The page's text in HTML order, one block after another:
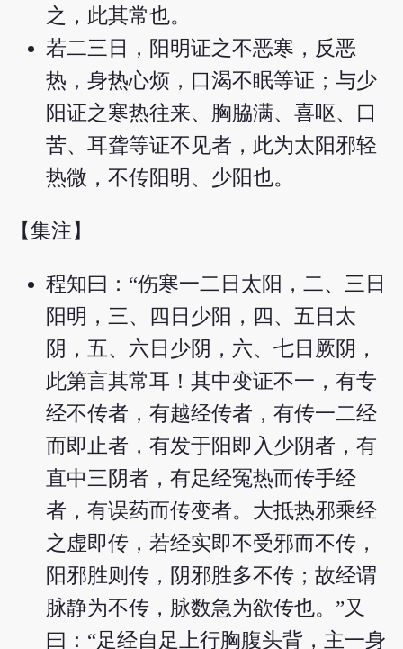
之，此其常也。
若二三日，阳明证之不恶寒，反恶
热，身热心烦，口渴不眠等证；与少
阳证之寒热往来、胸脇满、喜呕、口
苦、耳聋等证不见者，此为太阳邪轻
热微，不传阳明、少阳也。
【集注】
程知曰：“伤寒一二日太阳，二、三日
阳明，三、四日少阳，四、五日太
阴，五、六日少阴，六、七日厥阴，
此第言其常耳！其中变证不一，有专
经不传者，有越经传者，有传一二经
而即止者，有发于阳即入少阴者，有
直中三阴者，有足经冤热而传手经
者，有误药而传变者。大抵热邪乘经
之虚即传，若经实即不受邪而不传，
阳邪胜则传，阴邪胜多不传；故经谓
脉静为不传，脉数急为欲传也。”又
曰：“足经自足上行胸腹头背，主一身